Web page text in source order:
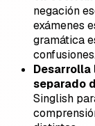
negación
exámenes
gramática
separado
Singlish